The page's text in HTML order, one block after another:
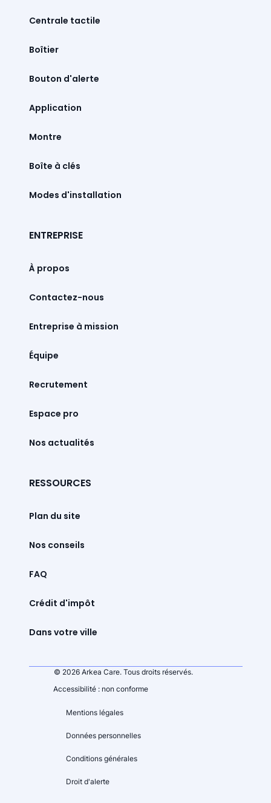
Centrale tactile
Boîtier
Bouton d'alerte
Montre
Boîte à clés
Modes d'installation
ENTREPRISE
À propos
Contactez-nous
Entreprise à mission
Équipe
Recrutement
Espace pro
Nos actualités
RESSOURCES
Plan du site
Nos conseils
FAQ
Crédit d'impôt
Dans votre ville
© 2026 Arkea Care. Tous droits réservés.
Accessibilité : non conforme
Mentions légales
Données personnelles
Conditions générales
Droit d'alerte